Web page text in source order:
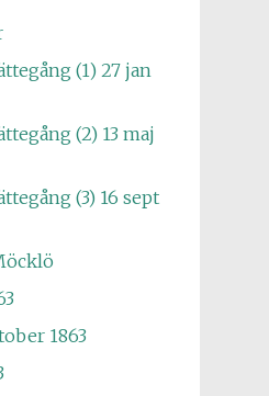
(1) 27 jan
(2) 13 maj
(3) 16 sept
1863